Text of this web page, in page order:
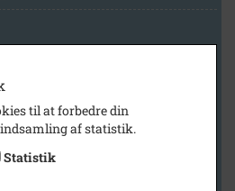
til at forbedre din
af statistik.
Statistik